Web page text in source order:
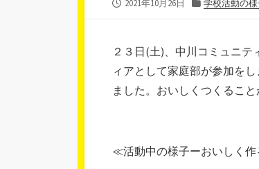
2021年10月26日
ー
学校活動の
２３日(土)、中川コミュニ
ィアとして家庭部が参加を
ました。おいしくつくること
≪活動中の様子ーおいしく